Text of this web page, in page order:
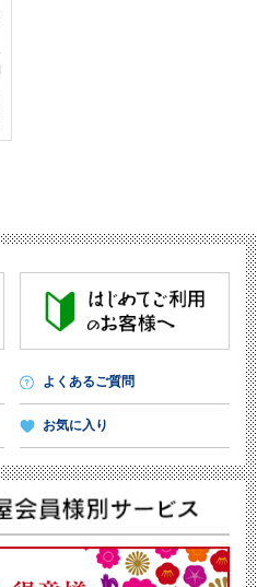
よくあるご質問
お気に入り